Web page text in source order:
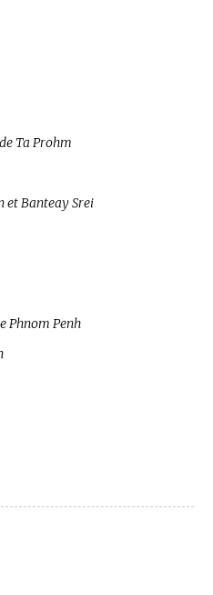
Ta Prohm
et Banteay Srei
Phnom Penh